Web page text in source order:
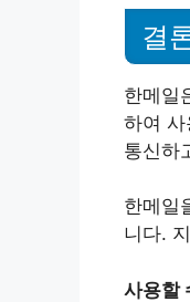
결
한메일
하여
통신하
한메일
니다.
사용할